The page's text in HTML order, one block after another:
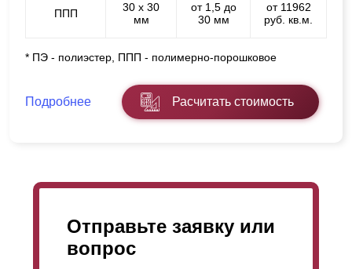
ППП
30 х 30
мм
от 1,5 до
30 мм
от 11962
руб. кв.м.
* ПЭ - полиэстер, ППП - полимерно-порошковое
Подробнее Расчитать стоимость
Отправьте заявку или
вопрос